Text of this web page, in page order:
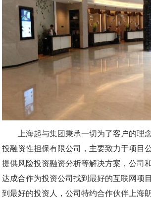
上海起与集团秉承一切为了客户的理
投融资性担保有限公司，主要致力于项目
提供风险投资融资分析等解决方案，公司
达成合作为投资公司找到最好的互联网项
到最好的投资人，公司特约合作伙伴上海